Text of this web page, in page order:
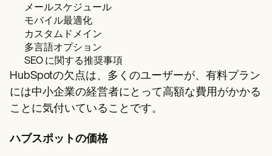
メールスケジュール
モバイル最適化
カスタムドメイン
多言語オプション
SEO に関する推奨事項
HubSpotの欠点は、多くのユーザーが、有料プラン
には中小企業の経営者にとって高額な費用がかかる
ことに気付いていることです。
ハブスポットの価格